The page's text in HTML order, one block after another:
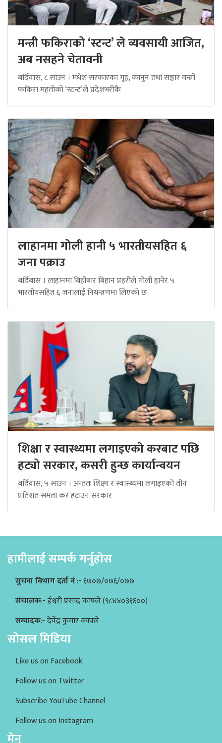
मन्त्री फकिराको ‘स्टन्ट’ ले व्यवसायी आजित,
अब नसहने चेतावनी
बर्दिवास, ८ साउन । मधेश सरकारका गृह, कानुन तथा सञ्चार मन्त्री
फकिरा महतोको ‘स्टन्ट’ले प्रदेशभरीकै
लाहानमा गोली हानी ५ भारतीयसहित ६
जना पक्राउ
बर्दिबास । लाहानमा बिहीबार बिहान प्रहरीले गोली हानेर ५
भारतीयसहित ६ जनालाई नियन्त्रणमा लिएको छ
शिक्षा र स्वास्थ्यमा लगाइएको करबाट पछि
हट्यो सरकार, कसरी हुन्छ कार्यान्वयन
बर्दिवास, ५ साउन । अन्ततः शिक्ष्ष र स्वास्थ्यमा लगाइएको तीन
प्रतिशत समता कर हटाउन सरकार
हामीलाई सम्पर्क गर्नुहोस
सुचना बिभाग दर्ता नं:- १७०७/०७६/०७७
संचालक:- ईश्वरी प्रसाद काफ्ले (९८४४०३१६००)
सम्पादक:- देवेंद्र कुमार काफ्ले
सोसल मिडिया
Like us on Facebook
Follow us on Twitter
Subscribe YouTube Channel
Follow us on Instagram